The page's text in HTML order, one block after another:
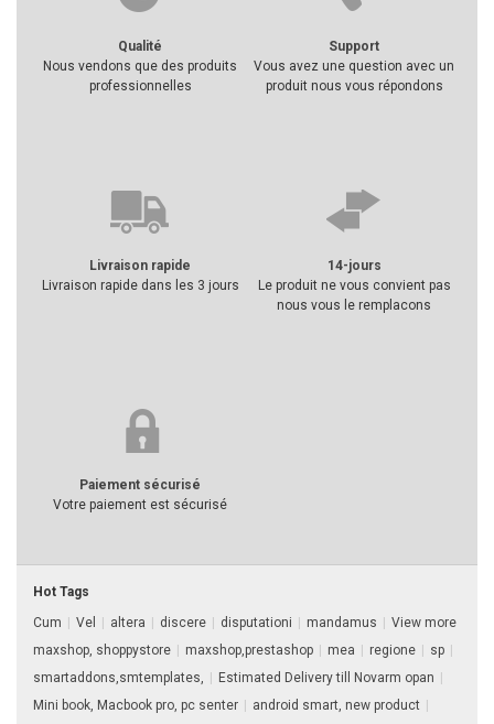
Qualité
Nous vendons que des produits
professionnelles
Support
Vous avez une question avec un
produit nous vous répondons
Livraison rapide
Livraison rapide dans les 3 jours
14-jours
Le produit ne vous convient pas
nous vous le remplacons
Paiement sécurisé
Votre paiement est sécurisé
Hot Tags
Cum
Vel altera discere disputationi mandamus
maxshop, shoppystore
maxshop,prestashop mea regione sp
smartaddons,smtemplates,
Estimated Delivery till Novarm opan
Mini book, Macbook pro, pc senter
android smart, new product
View more